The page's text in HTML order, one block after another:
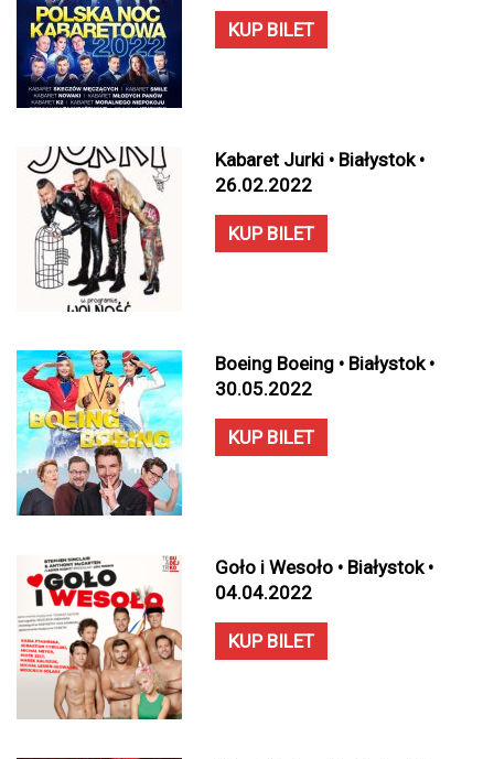
KUP BILET
Kabaret Jurki • Białystok •
26.02.2022
KUP BILET
Boeing Boeing • Białystok •
30.05.2022
KUP BILET
Goło i Wesoło • Białystok •
04.04.2022
KUP BILET